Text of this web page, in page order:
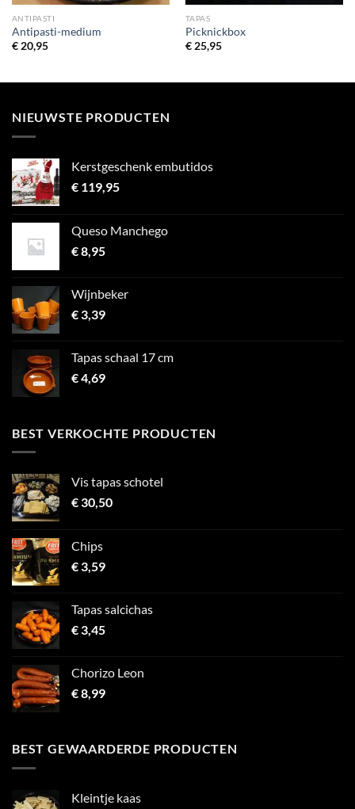
ANTIPASTI
Antipasti-medium
€20,95
TAPAS
Picknickbox
€25,95
NIEUWSTE PRODUCTEN
Kerstgeschenk embutidos
€ 119,95
Queso Manchego
€8,95
Wijnbeker
€3,39
Tapas schaal 17 cm
€4,69
BEST VERKOCHTE PRODUCTEN
Vis tapas schotel
€30,50
Chips
€3,59
Tapas salcichas
€3,45
Chorizo Leon
€8,99
BEST GEWAARDERDE PRODUCTEN
Kleintje kaas